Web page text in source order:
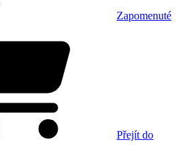
Zapomenuté
Přejít do